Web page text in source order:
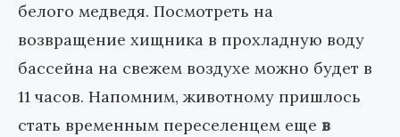
белого медведя. Посмотреть на
возвращение хищника в прохладную воду
бассейна на свежем воздухе можно будет в
11 часов. Напомним, животному пришлось
стать временным переселенцем еще в